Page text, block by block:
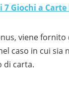
7 Giochi a
viene
caso in cui sia
di carta.